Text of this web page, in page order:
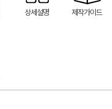
상세설명 제작가이드